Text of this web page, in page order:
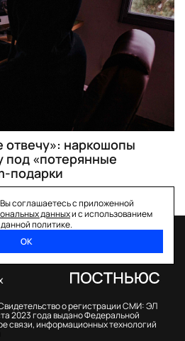
отвечу»: наркошопы
под «потерянные
подарки
соглашаетесь с приложенной
данныхи с использованием
политике.
ОК
о регистрации СМИ: ЭЛ
2023 года выдано Федеральной
связи, информационных технологий